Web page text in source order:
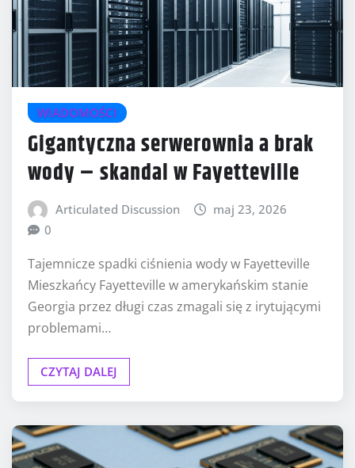
WIADOMOŚCI
Gigantyczna serwerownia a brak
wody – skandal w Fayetteville
Articulated Discussion
maj 23, 2026
0
Tajemnicze spadki ciśnienia wody w Fayetteville
Mieszkańcy Fayetteville w amerykańskim stanie
Georgia przez długi czas zmagali się z irytującymi
problemami…
CZYTAJ DALEJ